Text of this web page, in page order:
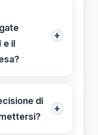
AI in ambiti
di trasparenza
e il
+
l’uso di
massa, armi
etiche
di
+